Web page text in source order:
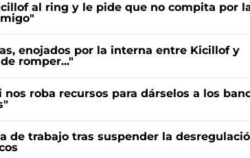
al ring y le pide que no compita por
enojados por la interna entre Kicillof y
romper..."
roba recursos para dárselos a los
de trabajo tras suspender la